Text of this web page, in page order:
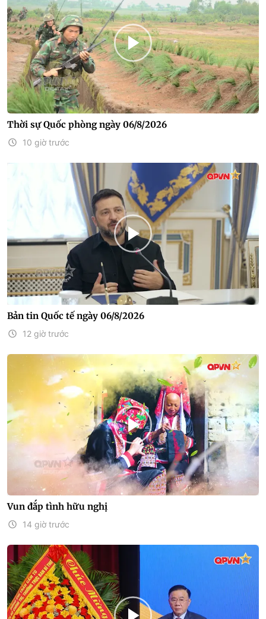
Thời sự Quốc phòng ngày 06/8/2026
10 giờ trước
Bản tin Quốc tế ngày 06/8/2026
12 giờ trước
Vun đắp tình hữu nghị
14 giờ trước